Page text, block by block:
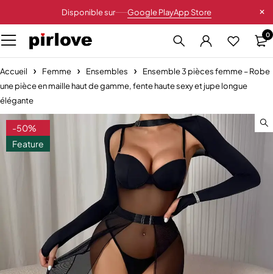
Disponible sur Google PlayApp Store
0
Accueil Femme Ensembles
Ensemble 3 pièces femme – Robe
une pièce en maille haut de gamme, fente haute sexy et jupe longue
élégante
-50%
Feature